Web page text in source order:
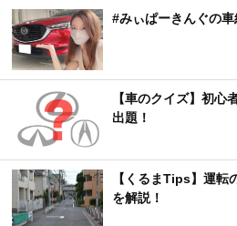
#みぃぱーきんぐの
【車のクイズ】初心
出題！
【くるまTips】運転
を解説！